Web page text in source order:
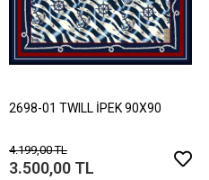
2698-01 TWILL İPEK 90X90
4.199,00 TL
3.500,00 TL